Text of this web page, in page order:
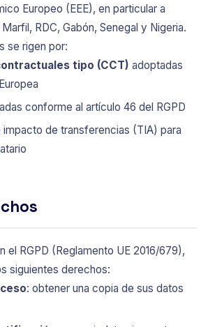
Europeo (EEE), en particular a
RDC, Gabón, Senegal y Nigeria.
se rigen por:
tipo (CCT) adoptadas
conforme al artículo 46 del RGPD
impacto de transferencias (TIA) para
el RGPD (Reglamento UE 2016/679),
siguientes derechos:
: obtener una copia de sus datos